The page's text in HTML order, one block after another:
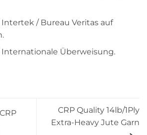
Intertek / Bureau Veritas auf
Internationale Überweisung.
CRP Quality 14lb/1Ply
Extra-Heavy Jute Garn